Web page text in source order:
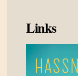
Links